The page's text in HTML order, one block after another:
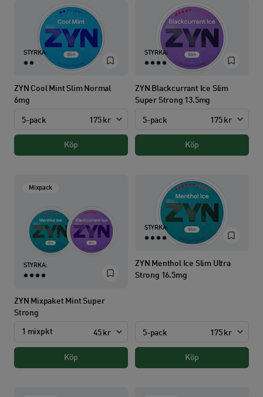
STYRKA:
ZYN Cool Mint Slim Normal
6mg
5-pack 175 kr
Köp
STYRKA:
ZYN Blackcurrant Ice Slim
Super Strong 13.5mg
5-pack 175 kr
Köp
STYRKA:
ZYN Mixpaket Mint Super
Strong
Mixpack
1 mixpkt 45 kr
Köp
STYRKA:
ZYN Menthol Ice Slim Ultra
Strong 16.5mg
5-pack 175 kr
Köp